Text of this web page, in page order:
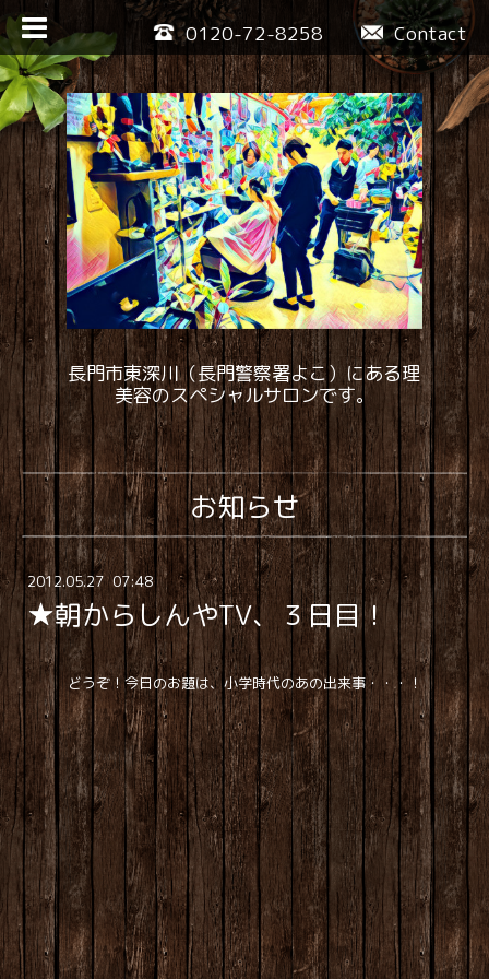
Contact
0120-72-8258
長門市東深川（長門警察署よこ）にある理
美容のスペシャルサロンです。
お知らせ
2012.05.27 07:48
★朝からしんやTV、３日目！
どうぞ！今日のお題は、小学時代のあの出来事・・・！